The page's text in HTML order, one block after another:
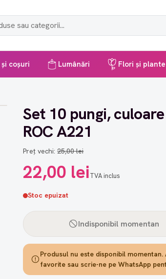
coșuri Lumânări Flori și plante
Set 10 pungi,
ROC A221
Preț vechi:25,00 lei
22,00 leiTVA inclus
Stoc epuizat
Indisponibil momentan
Produsul nu este disponibil momentan.
favorite sau scrie-ne pe WhatsApp